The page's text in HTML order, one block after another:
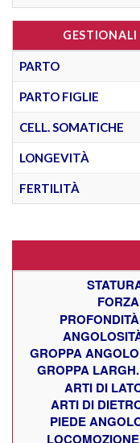
GESTIONALI
PARTO
PARTO FIGLIE
CELL. SOMATICHE
LONGEVITÀ
FERTILITÀ